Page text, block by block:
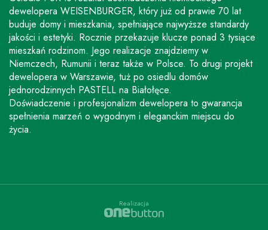
dewelopera WEISENBURGER, który już od prawie 70 lat
buduje domy i mieszkania, spełniające najwyższe standardy
jakości i estetyki. Rocznie przekazuje klucze ponad 3 tysiące
mieszkań rodzinom. Jego realizacje znajdziemy w
Niemczech, Rumunii i teraz także w Polsce. To drugi projekt
dewelopera w Warszawie, tuż po osiedlu domów
jednorodzinnych PASTELL na Białołęce.
Doświadczenie i profesjonalizm dewelopera to gwarancja
spełnienia marzeń o wygodnym i eleganckim miejscu do
życia.
Realizacja